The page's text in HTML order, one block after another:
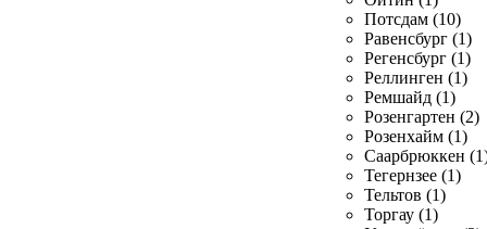
Потсдам (10)
Равенсбург (1)
Регенсбург (1)
Реллинген (1)
Ремшайд (1)
Розенгартен (2)
Розенхайм (1)
Саарбрюккен
Тегернзее (1)
Тельтов (1)
Торгау (1)